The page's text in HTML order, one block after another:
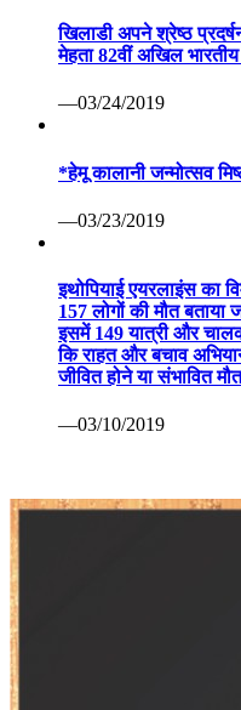
खिलाडी अपने श्रेष्ठ
मेहता 82वीं अखिल भारतीय
—03/24/2019
*हेमू कालानी जन्मोत्सव
—03/23/2019
इथोपियाई एयरलाइंस का
157 लोगों की मौत बताया
इसमें 149 यात्री और
कि राहत और बचाव
जीवित होने या संभावित
—03/10/2019